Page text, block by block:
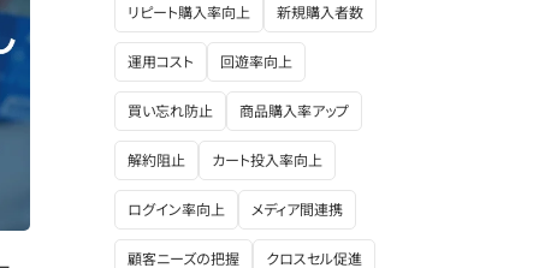
リピート購入率向上 新規購入者数
運用コスト 回遊率向上
買い忘れ防止 商品購入率アップ
解約阻止 カート投入率向上
ログイン率向上 メディア間連携
顧客ニーズの把握 クロスセル促進